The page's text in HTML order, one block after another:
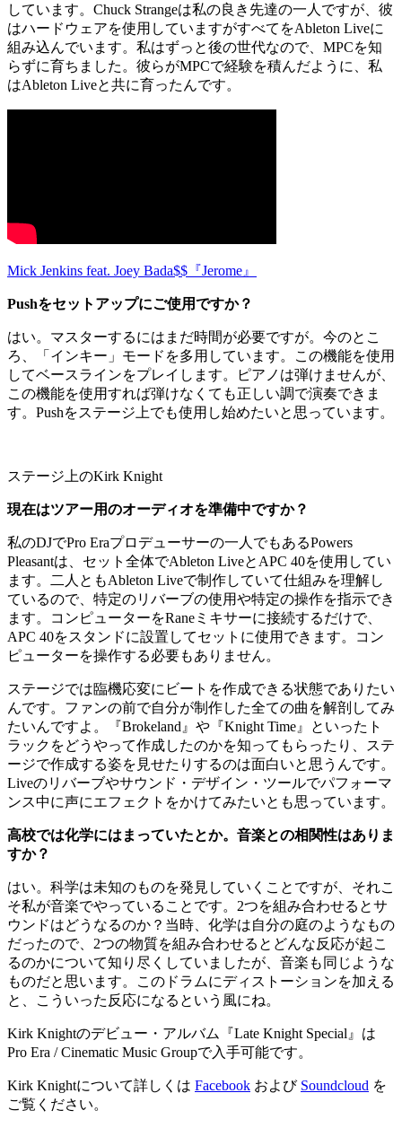
しています。Chuck Strangeは私の良き先達の一人ですが、彼
はハードウェアを使用していますがすべてをAbleton Liveに
組み込んでいます。私はずっと後の世代なので、MPCを知
らずに育ちました。彼らがMPCで経験を積んだように、私
はAbleton Liveと共に育ったんです。
Mick Jenkins feat. Joey Bada$$『Jerome』
Pushをセットアップにご使用ですか？
はい。マスターするにはまだ時間が必要ですが。今のとこ
ろ、「インキー」モードを多用しています。この機能を使用
してベースラインをプレイします。ピアノは弾けませんが、
この機能を使用すれば弾けなくても正しい調で演奏できま
す。Pushをステージ上でも使用し始めたいと思っています。
ステージ上のKirk Knight
現在はツアー用のオーディオを準備中ですか？
私のDJでPro Eraプロデューサーの一人でもあるPowers
Pleasantは、セット全体でAbleton LiveとAPC 40を使用してい
ます。二人ともAbleton Liveで制作していて仕組みを理解し
ているので、特定のリバーブの使用や特定の操作を指示でき
ます。コンピューターをRaneミキサーに接続するだけで、
APC 40をスタンドに設置してセットに使用できます。コン
ピューターを操作する必要もありません。
ステージでは臨機応変にビートを作成できる状態でありたい
んです。ファンの前で自分が制作した全ての曲を解剖してみ
たいんですよ。『Brokeland』や『Knight Time』といったト
ラックをどうやって作成したのかを知ってもらったり、ステ
ージで作成する姿を見せたりするのは面白いと思うんです。
Liveのリバーブやサウンド・デザイン・ツールでパフォーマ
ンス中に声にエフェクトをかけてみたいとも思っています。
高校では化学にはまっていたとか。音楽との相関性はありま
すか？
はい。科学は未知のものを発見していくことですが、それこ
そ私が音楽でやっていることです。2つを組み合わせるとサ
ウンドはどうなるのか？当時、化学は自分の庭のようなもの
だったので、2つの物質を組み合わせるとどんな反応が起こ
るのかについて知り尽くしていましたが、音楽も同じような
ものだと思います。このドラムにディストーションを加える
と、こういった反応になるという風にね。
Kirk Knightのデビュー・アルバム『Late Knight Special』は
Pro Era / Cinematic Music Groupで入手可能です。
Kirk Knightについて詳しくは Facebook および Soundcloud を
ご覧ください。